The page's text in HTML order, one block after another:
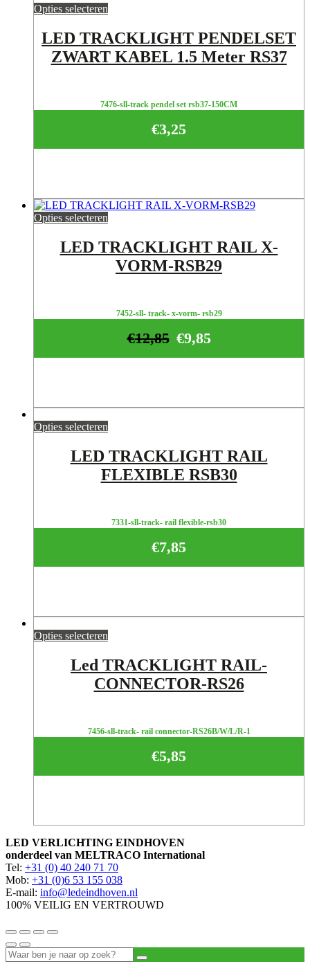
Opties selecteren
LED TRACKLIGHT PENDELSET
ZWART KABEL 1.5 Meter RS37
7476-sll-track pendel set rsb37-150CM
€3,25
Opties selecteren
LED TRACKLIGHT RAIL X-
VORM-RSB29
7452-sll- track- x-vorm- rsb29
€9,85
€12,85
Opties selecteren
LED TRACKLIGHT RAIL
FLEXIBLE RSB30
7331-sll-track- rail flexible-rsb30
€7,85
Opties selecteren
Led TRACKLIGHT RAIL-
CONNECTOR-RS26
7456-sll-track- rail connector-RS26B/W/L/R-1
€5,85
LED VERLICHTING EINDHOVEN
onderdeel van MELTRACO International
Tel: +31 (0) 40 240 71 70
Mob: +31 (0)6 53 155 038
E-mail: info@ledeindhoven.nl
100% VEILIG EN VERTROUWD